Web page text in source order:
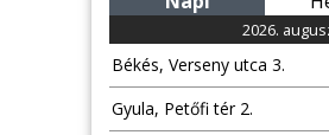
2026.
Békés, Verseny utca 3.
Gyula, Petőfi tér 2.